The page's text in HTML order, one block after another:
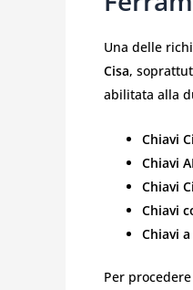
Una delle
Cisa,
abilitata alla
Chiavi
Chiavi
Chiavi
Chiavi
Chiavi
Per